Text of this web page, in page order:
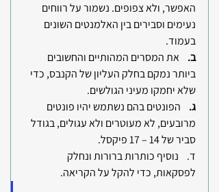
האפשר, ולא צפופים. נשמור על רווחים
נעימים וסבירים בין האלמנטים השונים
בעמוד.
ב. את המסרים המהותיים והחשובים
ביותר נמקם בחלק העליון של הקנבס, כדי
שלא יחמקו מעיני הגולשים.
ג.
   הפונטים בהם נשתמש יהיו פונטים
מרובעים, לא מעוטרים ולא עגולים, בגודל
סביר של 14 – 17 פיקסל.
ד.    נוסיף כותרות ברורות ונחלק
לפסקאות, כדי להקל על הקריאה.